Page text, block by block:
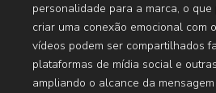
personalidade para a marca, o
criar uma conexão emocional com
vídeos podem ser compartilhados
plataformas de mídia social e
ampliando o alcance da